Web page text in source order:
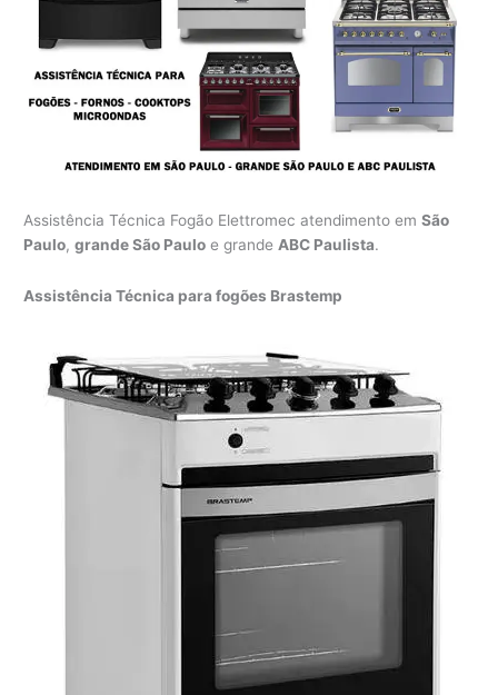
Assistência Técnica Fogão Elettromec atendimento emSão
Paulo,grande São Paulo e grandeABC Paulista.
Assistência Técnica para fogões Brastemp